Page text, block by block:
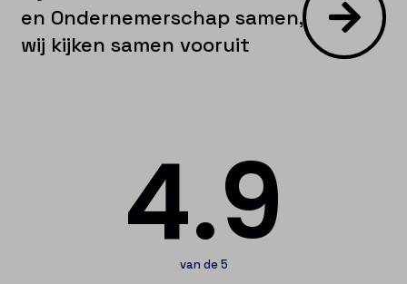
en Ondernemerschap samen,
wij kijken samen vooruit
4.9
van de 5